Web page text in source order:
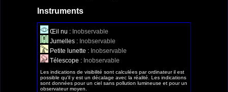
Instruments
Œil nu : Inobservable
Jumelles : Inobservable
Petite lunette : Inobservable
Télescope : Inobservable
Les indications de visibilité sont calculées par ordinateur il est
possible qu'il y est un décalage avec la réalité. Les indications
sont données pour un ciel sans pollution lumineuse et pour un
observateur moyen.